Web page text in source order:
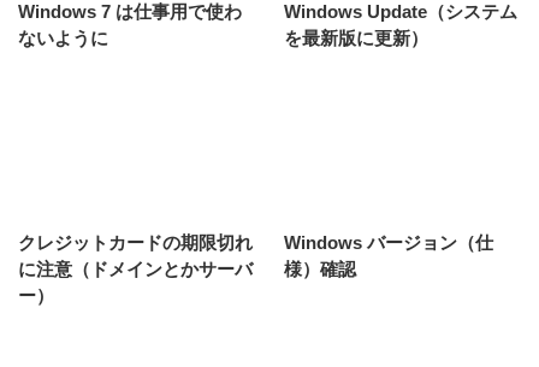
Windows 7 は仕事用で使わ
ないように
Windows Update（システム
を最新版に更新）
クレジットカードの期限切れ
に注意（ドメインとかサーバ
ー）
Windows バージョン（仕
様）確認